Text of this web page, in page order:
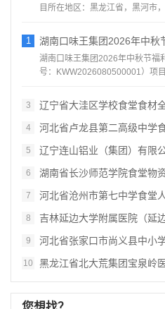
目所在地区：黑龙江省，黑河市
1 湖南口味王集团2026年中秋
湖南口味王集团2026年中秋节福
号：KWW2026080500001）项
3 辽宁省大洼区学校食堂食材
4 河北省卢龙县第二高级中学
5 辽宁连山铝业（集团）有限
6 湖南省长沙师范学院食堂物
7 河北省沧州市第七中学食堂
8 吉林延边大学附属医院（延
9 河北省张家口市尚义县中小
10 黑龙江省北大荒集团宝泉岭